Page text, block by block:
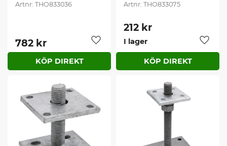
THO833036
782 kr Lägg till i favoriter
THO833075
212 kr
Lägg
I lager